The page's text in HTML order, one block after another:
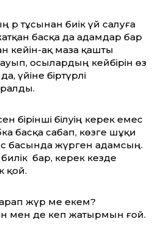
әр тұсынан биік үй салуға
басқа да адамдар бар
кейін-ақ маза қашты
осылардың кейбірін өз
үйіне біртүрлі
бірінші білуің керек емес
басқа сабап, көзге шұқи
Іс басында жүрген адамсың.
бар, керек кезде
қой.
жүр ме екем?
мен де әкеп жатырмын ғой.